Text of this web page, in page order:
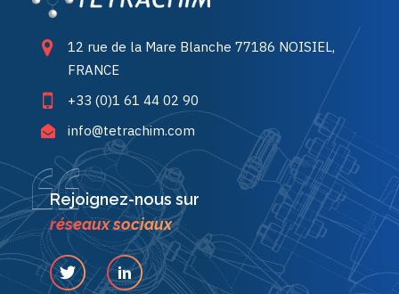
12 rue de la Mare Blanche 77186 NOISIEL,
FRANCE
+33 (0)1 61 44 02 90
info@tetrachim.com
Rejoignez-nous sur
réseaux sociaux